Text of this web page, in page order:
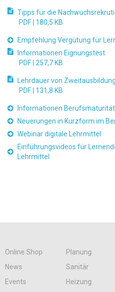
Tipps für die
PDF | 180,5 KB
Empfehlung Vergütung für
Informationen Eignungstest
PDF | 257,7 KB
Lehrdauer von
PDF | 131,8 KB
Informationen Berufsmaturität
Neuerungen in Kurzform im
Webinar digitale Lehrmittel
Einführungsvideos für
Lehrmittel
Online Shop
Planung
News
Sanitär
Events
Heizung